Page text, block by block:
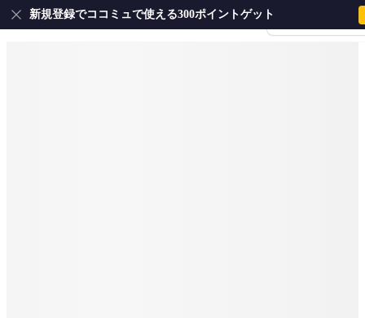
会員登録・ログイ
新規登録でココミュで使える300ポイントゲット